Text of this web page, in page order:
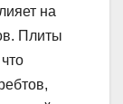
на
Плиты